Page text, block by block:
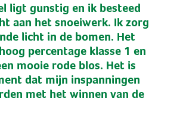
ligt gunstig en ik besteed
aan het snoeiwerk. Ik zorg
licht in de bomen. Het
percentage klasse 1 en
mooie rode blos. Het is
dat mijn inspanningen
met het winnen van de